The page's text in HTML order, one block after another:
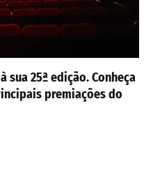
sua 25ª edição. Conheça
premiações do